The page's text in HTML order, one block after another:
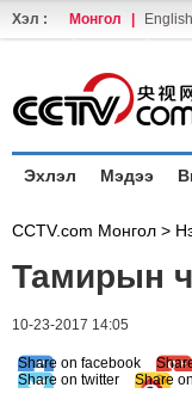
Хэл : Монгол English
Эхлэл Мэдээ
CCTV.com Монгол >
Тамирын
10-23-2017 14:05
Share on facebook
Share on twitter
Share